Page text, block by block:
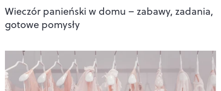
Wieczór panieński w domu – zabawy, zadania,
gotowe pomysły